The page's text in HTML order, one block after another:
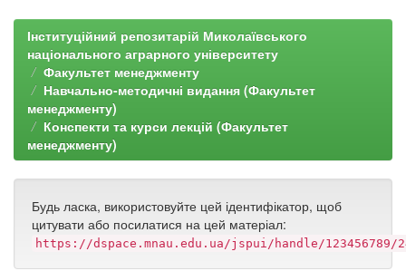
Інституційний репозитарій Миколаївського
національного аграрного університету
Факультет менеджменту
Навчально-методичні видання (Факультет
менеджменту)
Конспекти та курси лекцій (Факультет
менеджменту)
Будь ласка, використовуйте цей ідентифікатор, щоб
цитувати або посилатися на цей матеріал:
https://dspace.mnau.edu.ua/jspui/handle/123456789/